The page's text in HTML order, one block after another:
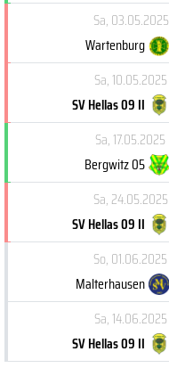
Sa, 03.05.2025
Wartenburg
Sa, 10.05.2025
SV Hellas 09 II
Sa, 17.05.2025
Bergwitz 05
Sa, 24.05.2025
SV Hellas 09 II
So, 01.06.2025
Malterhausen
Sa, 14.06.2025
SV Hellas 09 II